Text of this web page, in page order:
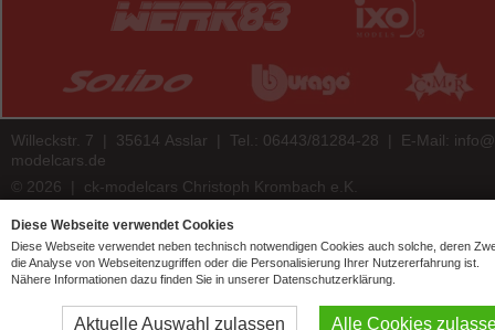
Willeckstr. 7 | 35614 Asslar | Tel.: 06443/81284-28 | E-Mail:
modelcars.de
© 2026 | ck-modelcars Christoph Krombach e.K.
4.9
5.00of7447 ck-modelcars.de customer reviews | Trusted Shops
Diese Webseite verwendet Cookies
Diese Webseite verwendet neben technisch notwendigen Cookies auch solche, deren
die Analyse von Webseitenzugriffen oder die Personalisierung Ihrer Nutzererfahrung ist.
Nähere Informationen dazu finden Sie in unserer Datenschutzerklärung.
Aktuelle Auswahl zulassen Alle Cookies